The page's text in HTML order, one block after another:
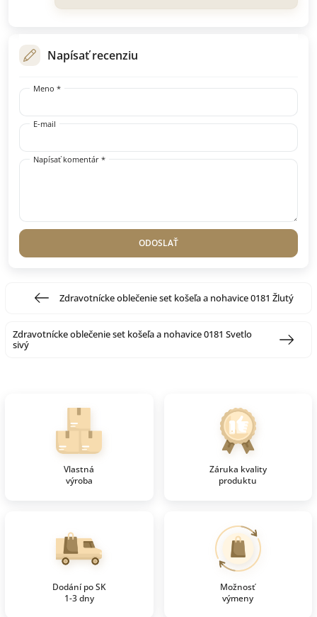
Napísať recenziu
Meno *
E-mail
Napísať komentár *
ODOSLAŤ
Zdravotnícke oblečenie set košeľa a nohavice 0181 Žlutý
Zdravotnícke oblečenie set košeľa a nohavice 0181 Svetlo
sivý
Vlastná
výroba
Záruka kvality
produktu
Dodání po SK
1-3 dny
Možnosť
výmeny